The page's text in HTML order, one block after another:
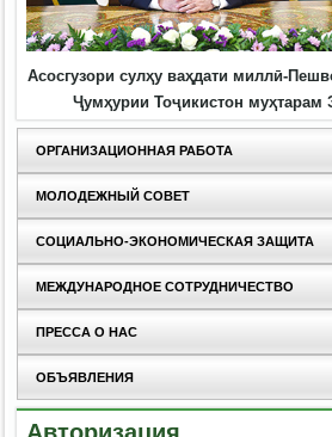
Асосгузори сулҳу ваҳдати миллӣ-
Ҷумҳурии Тоҷикистон
ОРГАНИЗАЦИОННАЯ РАБОТА
МОЛОДЕЖНЫЙ СОВЕТ
СОЦИАЛЬНО-ЭКОНОМИЧЕСКАЯ ЗАЩИТА
МЕЖДУНАРОДНОЕ СОТРУДНИЧЕСТВО
ПРЕССА О НАС
ОБЪЯВЛЕНИЯ